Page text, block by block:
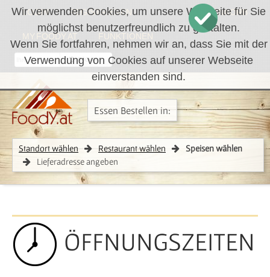
Wir verwenden Cookies, um unsere Webseite für Sie
möglichst benutzerfreundlich zu gestalten.
Wenn Sie fortfahren, nehmen wir an, dass Sie mit der
Verwendung von Cookies auf unserer Webseite
einverstanden sind.
LOGIN REGISTRIEREN WARENKORB
MY.FOODY.AT FUNKTIONEN
RÜCKRUF
Standort wählen Restaurant wählen
Speisen wählen
Lieferadresse angeben
Essen Bestellen in:
ÖFFNUNGSZEITEN